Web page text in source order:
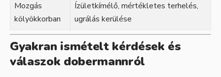
Mozgás
kölyökkorban
Ízületkímélő, mértékletes terhelés,
ugrálás kerülése
Gyakran ismételt kérdések és
válaszok dobermannról